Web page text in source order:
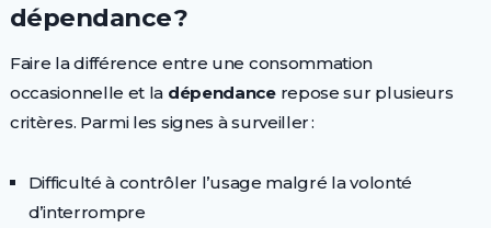
dépendance ?
Faire la différence entre une consommation
occasionnelle et la dépendancerepose sur plusieurs
critères. Parmi les signes à surveiller :
Difficulté à contrôler l’usage malgré la volonté
d’interrompre